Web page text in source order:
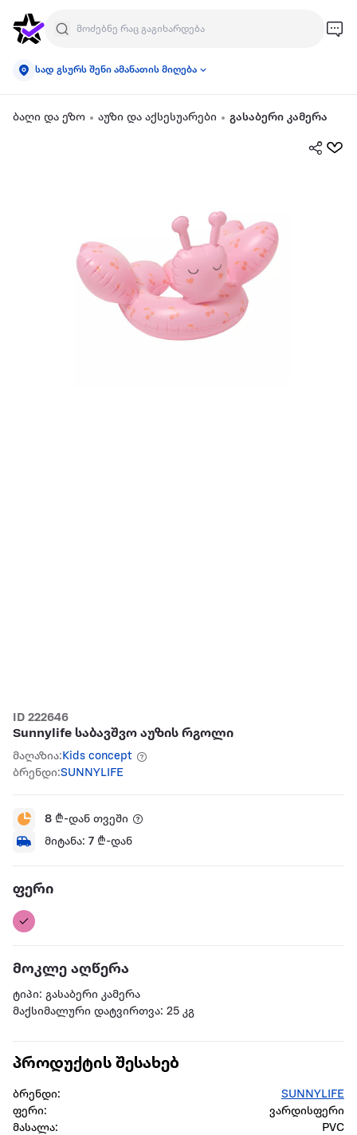
სად გსურს შენი ამანათის მიღება
ბაღი და ეზო აუზი და აქსესუარები გასაბერი კამერა
ID 222646
Sunnylife საბავშვო აუზის რგოლი
მაღაზია:Kids concept
ბრენდი:SUNNYLIFE
8 ₾-დან თვეში
მიტანა: 7 ₾-დან
ფერი
მოკლე აღწერა
ტიპი: გასაბერი კამერა
მაქსიმალური დატვირთვა: 25 კგ
პროდუქტის შესახებ
ბრენდი:
SUNNYLIFE
ფერი:
ვარდისფერი
მასალა:
PVC